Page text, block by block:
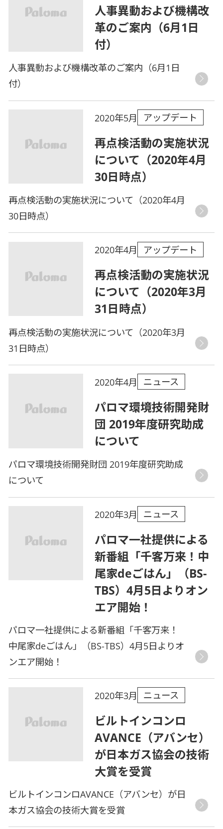
人事異動および機構改
革のご案内（6月1日
付）
人事異動および機構改革のご案内（6月1日
付）
2020年5月 アップデート
再点検活動の実施状況
について（2020年4月
30日時点）
再点検活動の実施状況について（2020年4月
30日時点）
2020年4月 アップデート
再点検活動の実施状況
について（2020年3月
31日時点）
再点検活動の実施状況について（2020年3月
31日時点）
2020年4月 ニュース
パロマ環境技術開発財
団 2019年度研究助成
について
パロマ環境技術開発財団 2019年度研究助成
について
2020年3月 ニュース
パロマ一社提供による
新番組「千客万来！中
尾家deごはん」（BS-
TBS）4月5日よりオン
エア開始！
パロマ一社提供による新番組「千客万来！
中尾家deごはん」（BS-TBS）4月5日よりオ
ンエア開始！
2020年3月 ニュース
ビルトインコンロ
AVANCE（アバンセ）
が日本ガス協会の技術
大賞を受賞
ビルトインコンロAVANCE（アバンセ）が日
本ガス協会の技術大賞を受賞